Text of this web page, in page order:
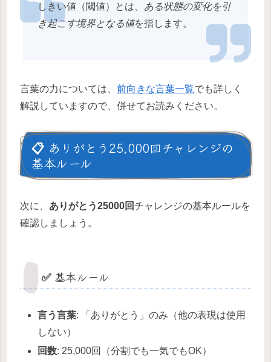
しきい値（閾値）とは、 ある状態の変化を引
き起こす境界となる値を指します。
言葉の力については、 前向きな言葉一覧でも詳しく
解説していますので、併せてお読みください。
📋 ありがとう25,000回チャレンジの
基本ルール
次に、 ありがとう25000回チャレンジの基本ルールを
確認しましょう。
✅ 基本ルール
言う言葉: 「ありがとう」のみ（他の表現は使用
しない）
回数: 25,000回（分割でも一気でもOK）